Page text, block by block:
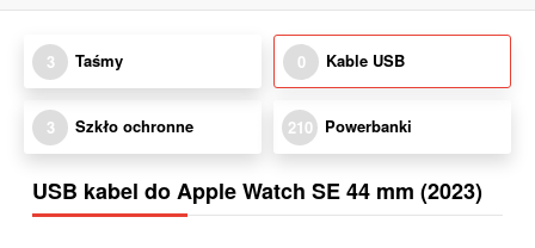
3 Taśmy 0 Kable USB
3 Szkło ochronne 210 Powerbanki
USB kabel do Apple Watch SE 44 mm (2023)